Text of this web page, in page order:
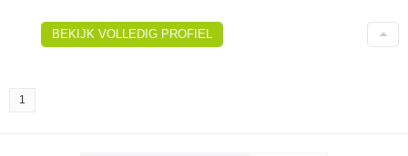
BEKIJK VOLLEDIG PROFIEL
1